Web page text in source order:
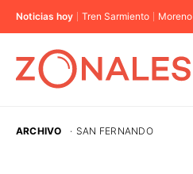
Noticias hoy Tren Sarmiento Moreno
ARCHIVO · SAN FERNANDO